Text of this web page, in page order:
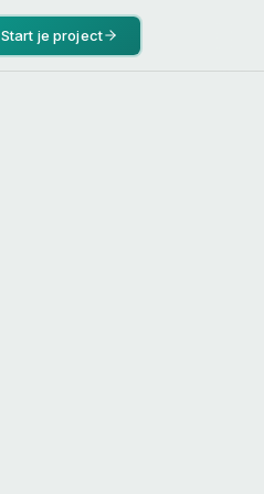
Start je project